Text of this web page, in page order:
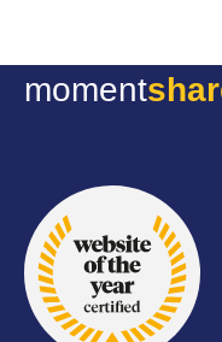
moment